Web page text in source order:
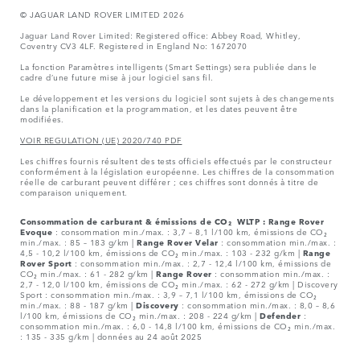
© JAGUAR LAND ROVER LIMITED 2026
Jaguar Land Rover Limited: Registered office: Abbey Road, Whitley,
Coventry CV3 4LF. Registered in England No: 1672070
La fonction Paramètres intelligents (Smart Settings) sera publiée dans le
cadre d’une future mise à jour logiciel sans fil.
Le développement et les versions du logiciel sont sujets à des changements
dans la planification et la programmation, et les dates peuvent être
modifiées.
VOIR REGULATION (UE) 2020/740 PDF
Les chiffres fournis résultent des tests officiels effectués par le constructeur
conformément à la législation européenne. Les chiffres de la consommation
réelle de carburant peuvent différer ; ces chiffres sont donnés à titre de
comparaison uniquement.
Consommation de carburant & émissions de CO₂ WLTP : Range Rover
Evoque : consommation min./max. : 3,7 – 8,1 l/100 km, émissions de CO₂
min./max. : 85 – 183 g/km | Range Rover Velar : consommation min./max. :
4,5 - 10,2 l/100 km, émissions de CO₂ min./max. : 103 - 232 g/km | Range
Rover Sport : consommation min./max. : 2,7 - 12,4 l/100 km, émissions de
CO₂ min./max. : 61 - 282 g/km | Range Rover : consommation min./max. :
2,7 - 12,0 l/100 km, émissions de CO₂ min./max. : 62 - 272 g/km | Discovery
Sport : consommation min./max. : 3,9 – 7,1 l/100 km, émissions de CO₂
min./max. : 88 - 187 g/km | Discovery : consommation min./max. : 8,0 – 8,6
l/100 km, émissions de CO₂ min./max. : 208 - 224 g/km | Defender :
consommation min./max. : 6,0 - 14,8 l/100 km, émissions de CO₂ min./max.
: 135 - 335 g/km | données au 24 août 2025